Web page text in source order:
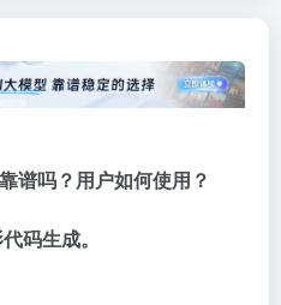
谱吗？用户如何使用？
码生成。